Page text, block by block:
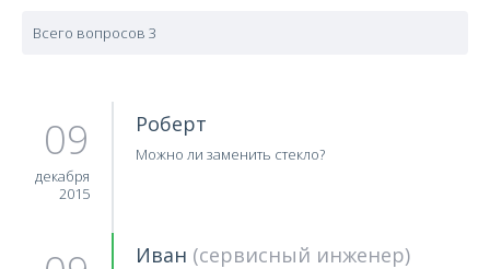
Всего вопросов 3
09
декабря
2015
Роберт
Можно ли заменить стекло?
Иван (сервисный инженер)